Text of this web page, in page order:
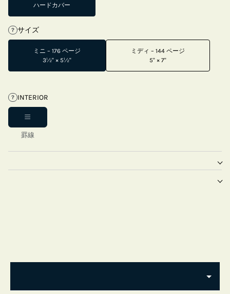
ハードカバー
? サイズ
ミニ – 176 ページ
3½" × 5½"
ミディ – 144 ページ
5" × 7"
? INTERIOR
罫線